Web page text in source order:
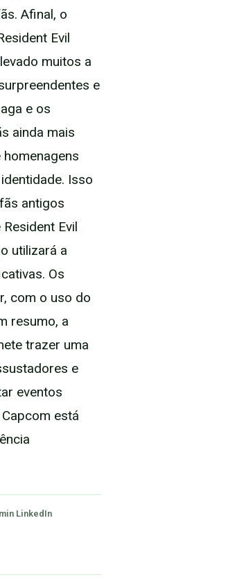
Afinal, o
Evil
muitos a
e
e os
ainda mais
Isso
antigos
Evil
utilizará a
Os
com o uso do
resumo, a
trazer uma
e
eventos
está
in LinkedIn